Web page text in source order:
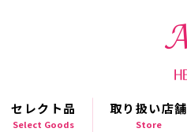
セレクト品
Select Goods
取り扱い店舗
Store